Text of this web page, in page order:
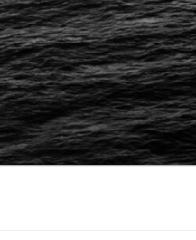
Zum
Inhalt
springen